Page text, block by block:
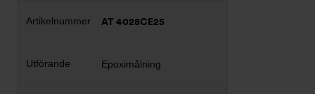
AT 4028CE25
Epoximålning